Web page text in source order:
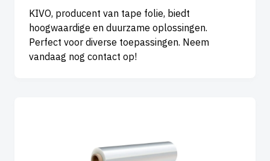
KIVO, producent van tape folie, biedt
hoogwaardige en duurzame oplossingen.
Perfect voor diverse toepassingen. Neem
vandaag nog contact op!